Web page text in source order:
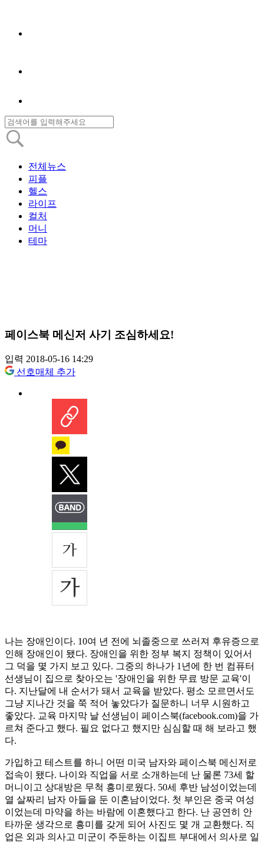
전체뉴스
피플
헬스
라이프
컬처
머니
테마
페이스북 메신저 사기 조심하세요!
입력 2018-05-16 14:29
선호매체 추가
나는 장애인이다. 10여 년 전에 뇌졸중으로 쓰러져 후유증으로
인해 장애인이 됐다. 장애인을 위한 정부 복지 정책이 있어서
그 덕을 몇 가지 보고 있다. 그중의 하나가 1년에 한 번 컴퓨터
선생님이 집으로 찾아오는 '장애인을 위한 무료 방문 교육'이
다. 지난달에 내 순서가 돼서 교육을 받았다. 평소 모르면서도
그냥 지나간 것을 쭉 적어 놓았다가 질문하니 너무 시원하고
좋았다. 교육 마지막 날 선생님이 페이스북(facebook.com)을 가
르쳐 준다고 했다. 필요 없다고 했지만 심심할 때 해 보라고 했
다.
가입하고 테스트를 하니 어떤 미국 남자와 페이스북 메신저로
접속이 됐다. 나이와 직업을 서로 소개하는데 난 물론 73세 할
머니이고 상대방은 무척 흥미로웠다. 50세 후반 남성이었는데
열 살짜리 남자 아들을 둔 이혼남이었다. 첫 부인은 중국 여성
이었는데 마약을 하는 바람에 이혼했다고 한다. 난 공연히 안
타까운 생각으로 흥미를 갖게 되어 사진도 몇 개 교환했다. 직
업은 외과 의사고 미군이 주둔하는 이집트 부대에서 의사로 일